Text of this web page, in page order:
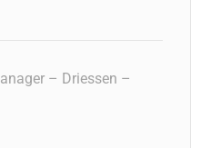
– Driessen –